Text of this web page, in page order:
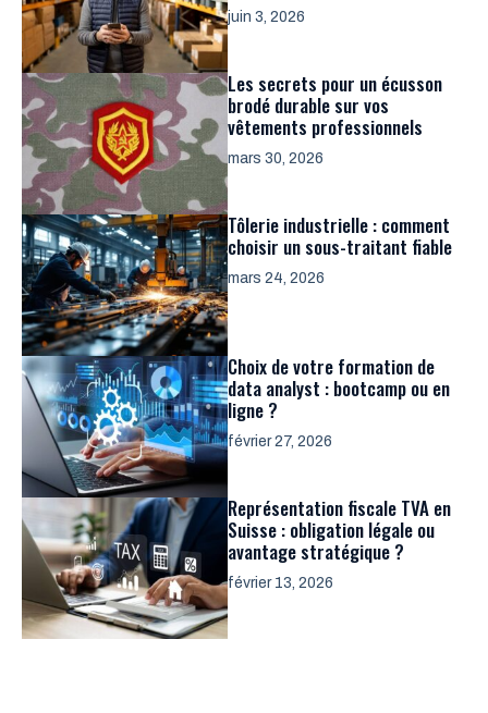
juin 3, 2026
Les secrets pour un écusson
brodé durable sur vos
vêtements professionnels
mars 30, 2026
Tôlerie industrielle : comment
choisir un sous-traitant fiable
mars 24, 2026
Choix de votre formation de
data analyst : bootcamp ou en
ligne ?
février 27, 2026
Représentation fiscale TVA en
Suisse : obligation légale ou
avantage stratégique ?
février 13, 2026